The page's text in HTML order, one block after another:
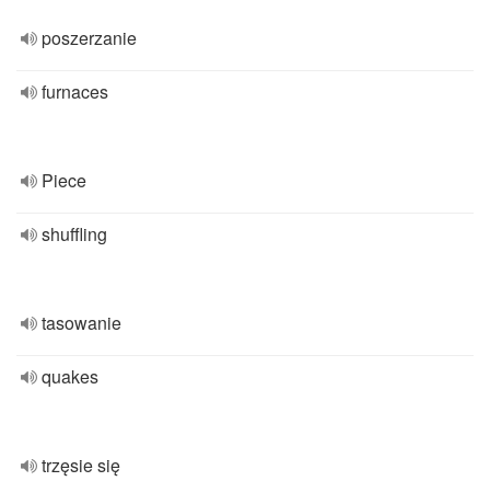
poszerzanie
furnaces
Piece
shuffling
tasowanie
quakes
trzęsie się